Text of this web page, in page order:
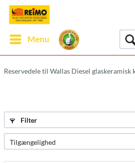
Menu
Reservedele til Wallas Diesel glaskeramisk
Filter